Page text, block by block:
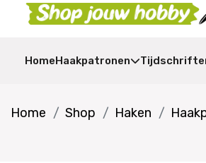
HomeHaakpatronen
Home Shop Haken